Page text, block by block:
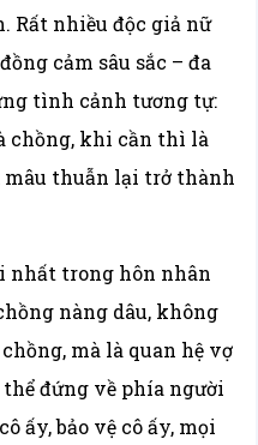
Rất nhiều độc giả nữ
cảm sâu sắc – đa
tình cảnh tương tự:
chồng, khi cần thì là
mâu thuẫn lại trở thành
nhất trong hôn nhân
nàng dâu, không
mà là quan hệ vợ
đứng về phía người
ấy, bảo vệ cô ấy, mọi